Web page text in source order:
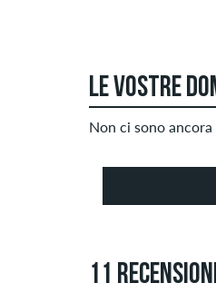
LE VOSTRE
Non ci sono
11